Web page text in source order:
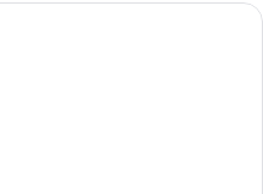
Ein Hotelzimmer mit Bett,